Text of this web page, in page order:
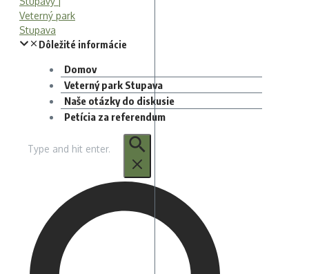
Domov
Veterný park Stupava
Naše otázky do diskusie
Petícia za referendum